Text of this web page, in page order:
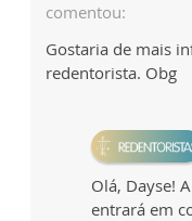
comentou:
Gostaria de mais
redentorista. Obg
Olá, Dayse!
entrará em